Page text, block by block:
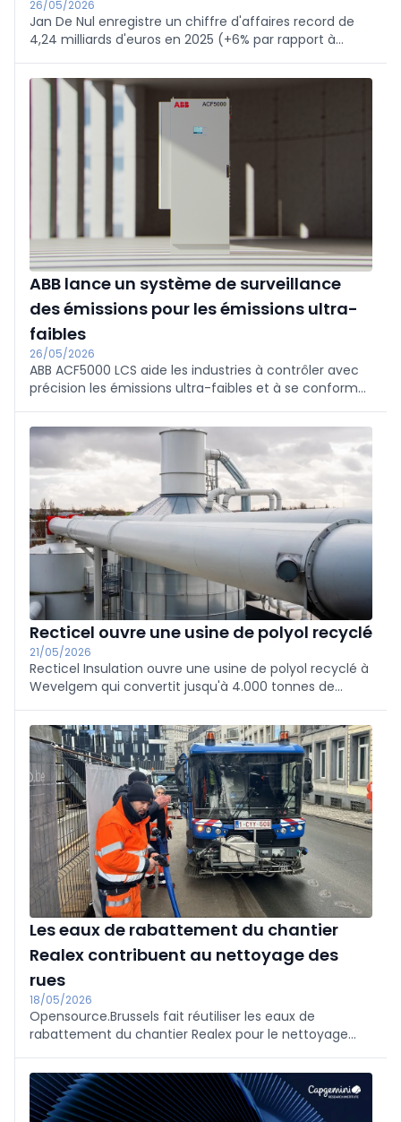
26/05/2026
Jan De Nul enregistre un chiffre d'affaires record de
4,24 milliards d'euros en 2025 (+6% par rapport à
net (+12%). 74 % proviennent des activités maritimes.
La société sans dette investit plus d'un milliard d'euros
dans la flotte ; 298 projets dans 31 pays.
ABB lance un système de surveillance
des émissions pour les émissions ultra-
faibles
26/05/2026
ABB ACF5000 LCS aide les industries à contrôler avec
précision les émissions ultra-faibles et à se conformer
système combine une technologie FTIR avancée, une
mesure continue des émissions et une analyse
assistée par ordinateur.
Recticel ouvre une usine de polyol recyclé
21/05/2026
Recticel Insulation ouvre une usine de polyol recyclé à
Wevelgem qui convertit jusqu'à 4.000 tonnes de
CO₂ de 30 à 50 % et remplace jusqu'à un tiers du
polyol vierge, sans perte de performance.
Les eaux de rabattement du chantier
Realex contribuent au nettoyage des
rues
18/05/2026
Opensource.Brussels fait réutiliser les eaux de
rabattement du chantier Realex pour le nettoyage
de les rejeter dans le réseau d'égouts.